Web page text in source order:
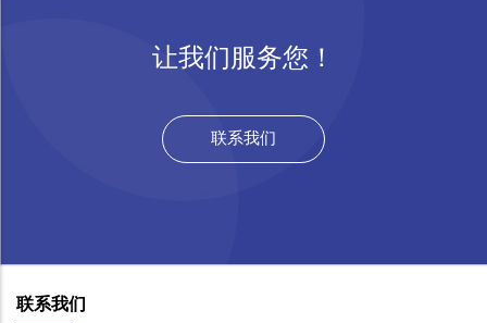
让我们服务您！
联系我们
联系我们